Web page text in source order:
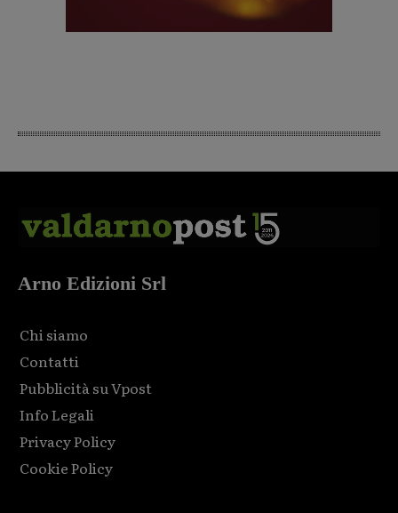
Arno Edizioni Srl
Chi siamo
Contatti
Pubblicità su Vpost
Info Legali
Privacy Policy
Cookie Policy